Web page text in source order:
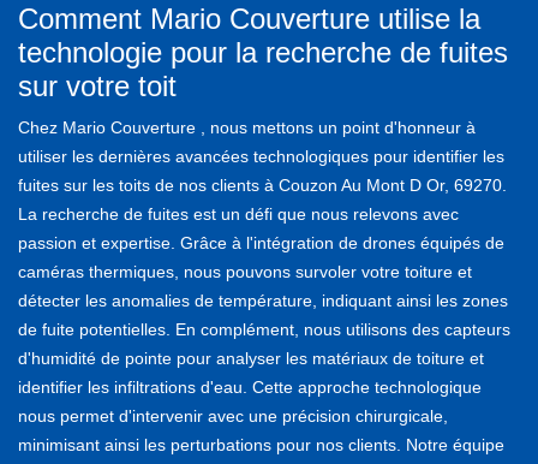
Comment Mario Couverture utilise la
technologie pour la recherche de fuites
sur votre toit
Chez Mario Couverture , nous mettons un point d'honneur à
utiliser les dernières avancées technologiques pour identifier les
fuites sur les toits de nos clients à Couzon Au Mont D Or, 69270.
La recherche de fuites est un défi que nous relevons avec
passion et expertise. Grâce à l'intégration de drones équipés de
caméras thermiques, nous pouvons survoler votre toiture et
détecter les anomalies de température, indiquant ainsi les zones
de fuite potentielles. En complément, nous utilisons des capteurs
d'humidité de pointe pour analyser les matériaux de toiture et
identifier les infiltrations d'eau. Cette approche technologique
nous permet d'intervenir avec une précision chirurgicale,
minimisant ainsi les perturbations pour nos clients. Notre équipe